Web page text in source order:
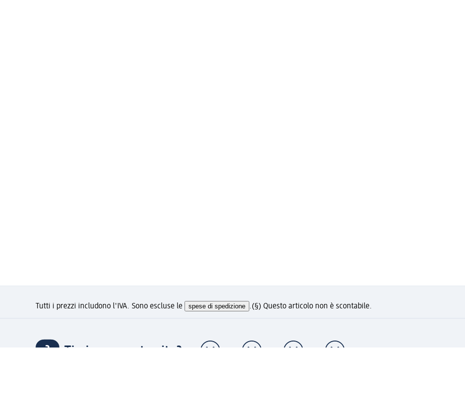
Tutti i prezzi includono l'IVA. Sono escluse le spese di spedizione .(§) Questo articolo non è scontabile.
Ti piace questo sito?